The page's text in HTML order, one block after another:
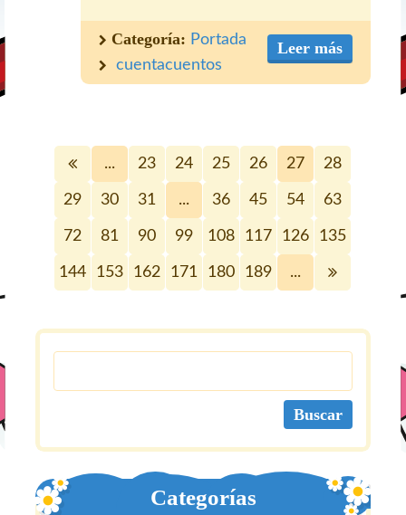
Leer más
Categoría: Portada
cuentacuentos
... 23 24 25 26 27 28
29 30 31 ... 36 45 54 63
72 81 90 99 108 117 126 135
144 153 162 171 180 189 ...
Categorías